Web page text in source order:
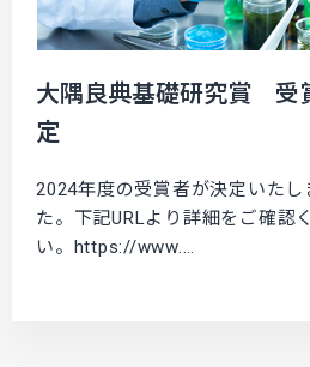
大隅良典基礎研究賞 受
定
2024年度の受賞者が決定いたし
た。下記URLより詳細をご確認
い。https://www.…